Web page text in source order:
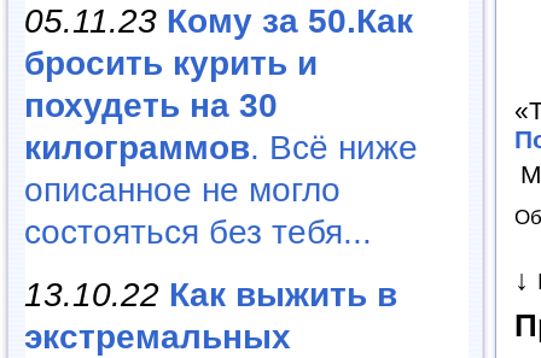
05.11.23 Кому за 50.Как
бросить курить и
похудеть на 30
килограммов. Всё ниже
описанное не могло
состояться без тебя...
13.10.22 Как выжить в
экстремальных